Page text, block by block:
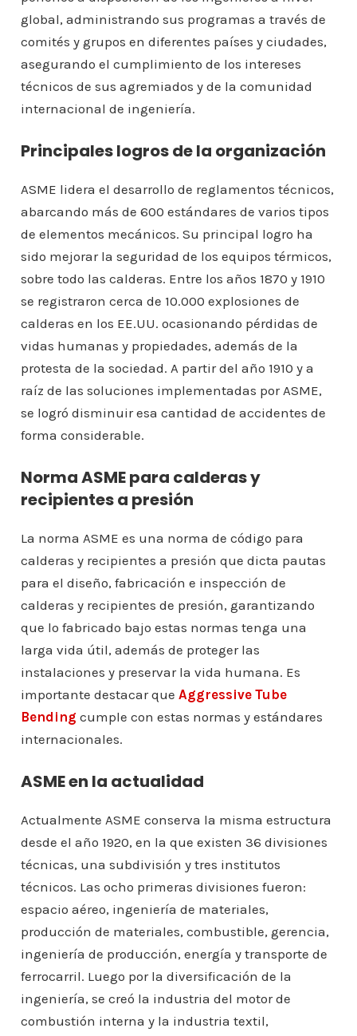
global, administrando sus programas a través de
comités y grupos en diferentes países y ciudades,
asegurando el cumplimiento de los intereses
técnicos de sus agremiados y de la comunidad
internacional de ingeniería.
Principales logros de la organización
ASME lidera el desarrollo de reglamentos técnicos,
abarcando más de 600 estándares de varios tipos
de elementos mecánicos. Su principal logro ha
sido mejorar la seguridad de los equipos térmicos,
sobre todo las calderas. Entre los años 1870 y 1910
se registraron cerca de 10.000 explosiones de
calderas en los EE.UU. ocasionando pérdidas de
vidas humanas y propiedades, además de la
protesta de la sociedad. A partir del año 1910 y a
raíz de las soluciones implementadas por ASME,
se logró disminuir esa cantidad de accidentes de
forma considerable.
Norma ASME para calderas y
recipientes a presión
La norma ASME es una norma de código para
calderas y recipientes a presión que dicta pautas
para el diseño, fabricación e inspección de
calderas y recipientes de presión, garantizando
que lo fabricado bajo estas normas tenga una
larga vida útil, además de proteger las
instalaciones y preservar la vida humana. Es
importante destacar que Aggressive Tube
Bending cumple con estas normas y estándares
internacionales.
ASME en la actualidad
Actualmente ASME conserva la misma estructura
desde el año 1920, en la que existen 36 divisiones
técnicas, una subdivisión y tres institutos
técnicos. Las ocho primeras divisiones fueron:
espacio aéreo, ingeniería de materiales,
producción de materiales, combustible, gerencia,
ingeniería de producción, energía y transporte de
ferrocarril. Luego por la diversificación de la
ingeniería, se creó la industria del motor de
combustión interna y la industria textil,